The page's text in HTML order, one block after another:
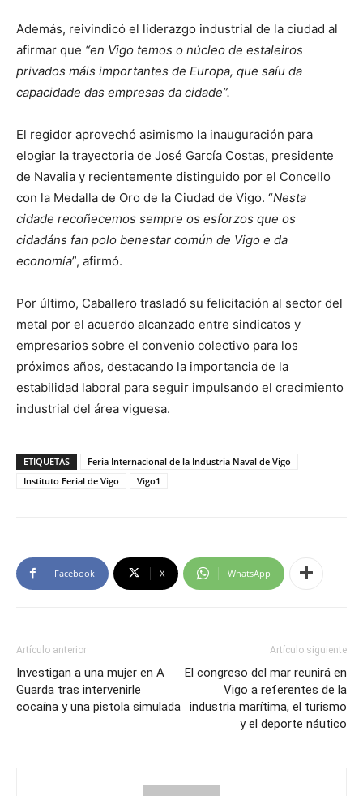
Además, reivindicó el liderazgo industrial de la ciudad al
afirmar que “en Vigo temos o núcleo de estaleiros
privados máis importantes de Europa, que saíu da
capacidade das empresas da cidade”.
El regidor aprovechó asimismo la inauguración para
elogiar la trayectoria de José García Costas, presidente
de Navalia y recientemente distinguido por el Concello
con la Medalla de Oro de la Ciudad de Vigo. “Nesta
cidade recoñecemos sempre os esforzos que os
cidadáns fan polo benestar común de Vigo e da
economía”, afirmó.
Por último, Caballero trasladó su felicitación al sector del
metal por el acuerdo alcanzado entre sindicatos y
empresarios sobre el convenio colectivo para los
próximos años, destacando la importancia de la
estabilidad laboral para seguir impulsando el crecimiento
industrial del área viguesa.
ETIQUETAS
Feria Internacional de la Industria Naval de Vigo
Instituto Ferial de Vigo
Vigo1
Facebook X WhatsApp
Artículo anterior
Investigan a una mujer en A
Guarda tras intervenirle
cocaína y una pistola simulada
Artículo siguiente
El congreso del mar reunirá en
Vigo a referentes de la
industria marítima, el turismo
y el deporte náutico